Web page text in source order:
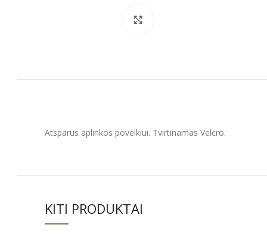
Atsparus aplinkos poveikiui. Tvirtinamas Velcro.
KITI PRODUKTAI